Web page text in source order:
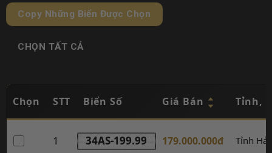
Copy Những Biển Được Chọn
CHỌN TẤT CẢ
Chọn STT Biển Số Giá Bán Tỉnh,
1 34AS-199.99 179.000.000đ Tỉnh